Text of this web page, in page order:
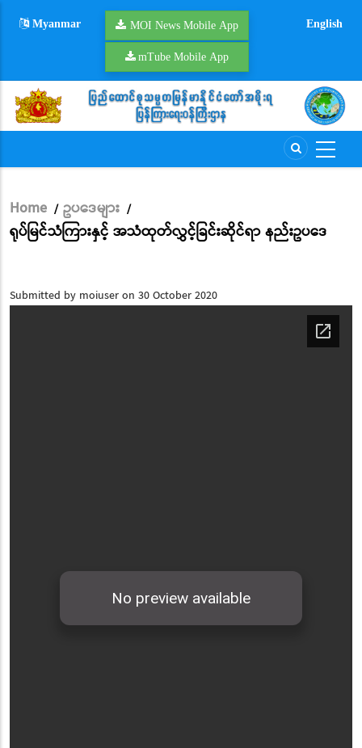
Myanmar MOI News Mobile App
mTube Mobile App
English
Breadcrumb
Home / ဥပဒေများ /
ရုပ်မြင်သံကြားနှင့် အသံထုတ်လွှင့်ခြင်းဆိုင်ရာ နည်းဥပဒေ
Submitted by moiuseron 30 October 2020